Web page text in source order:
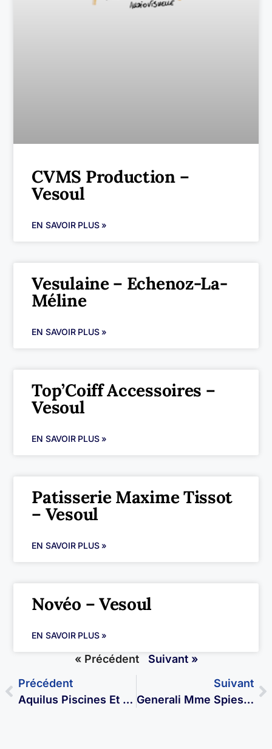
CVMS Production –
Vesoul
EN SAVOIR PLUS »
Vesulaine – Echenoz-La-
Méline
EN SAVOIR PLUS »
Top’Coiff Accessoires –
Vesoul
EN SAVOIR PLUS »
Patisserie Maxime Tissot
– Vesoul
EN SAVOIR PLUS »
Novéo – Vesoul
EN SAVOIR PLUS »
« Précédent
Suivant »
Précédent
Aquilus Piscines Et Spas À Vesoul
Suivant
Generali Mme Spieser – Itinérante